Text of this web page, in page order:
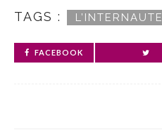
TAGS : L’INTERNAUTE
FACEBOOK